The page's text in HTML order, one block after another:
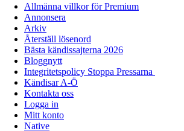
Allmänna villkor för Premium
Annonsera
Arkiv
Återställ lösenord
Bästa kändissajterna 2026
Bloggnytt
Integritetspolicy Stoppa Pressarna
Kändisar A-Ö
Kontakta oss
Logga in
Mitt konto
Native